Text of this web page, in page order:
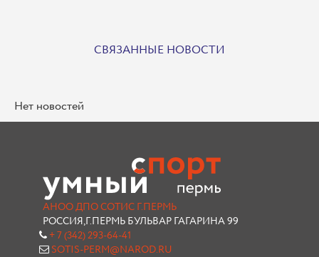
СВЯЗАННЫЕ НОВОСТИ
Нет новостей
АНОО ДПО СОТИС Г.ПЕРМЬ
РОССИЯ,Г.ПЕРМЬ БУЛЬВАР ГАГАРИНА 99
+ 7 (342) 293-64-41
SOTIS-PERM@NAROD.RU